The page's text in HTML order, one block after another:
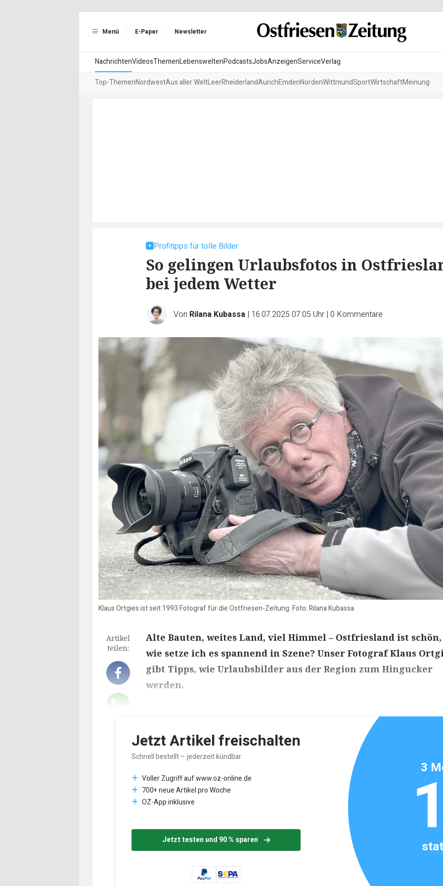
Menü E-Paper Newsletter
NachrichtenVideosThemenLebensweltenPodcastsJobsAnzeigenServiceVerlag
Top-ThemenNordwestAus aller WeltLeerRheiderlandAurichEmdenNordenWittmundSportWirtschaftMeinung
Profitipps für tolle Bilder
So gelingen Urlaubsfotos in
bei jedem Wetter
Von Rilana Kubassa | 16.07.2025 07:05 Uhr | 0 Kommentare
Klaus Ortgies ist seit 1993 Fotograf für die Ostfriesen-Zeitung. Foto: Rilana Kubassa
Artikel
teilen:
Alte Bauten, weites Land, viel Himmel – Ostfriesland ist
wie setze ich es spannend in Szene? Unser Fotograf Klaus
gibt Tipps, wie Urlaubsbilder aus der Region zum Hingucker
werden.
Jetzt Artikel freischalten
Schnell bestellt – jederzeit kündbar.
Voller Zugriff auf www.oz-online.de
700+ neue Artikel pro Woche
OZ-App inklusive
Jetzt testen und 90 % sparen
3